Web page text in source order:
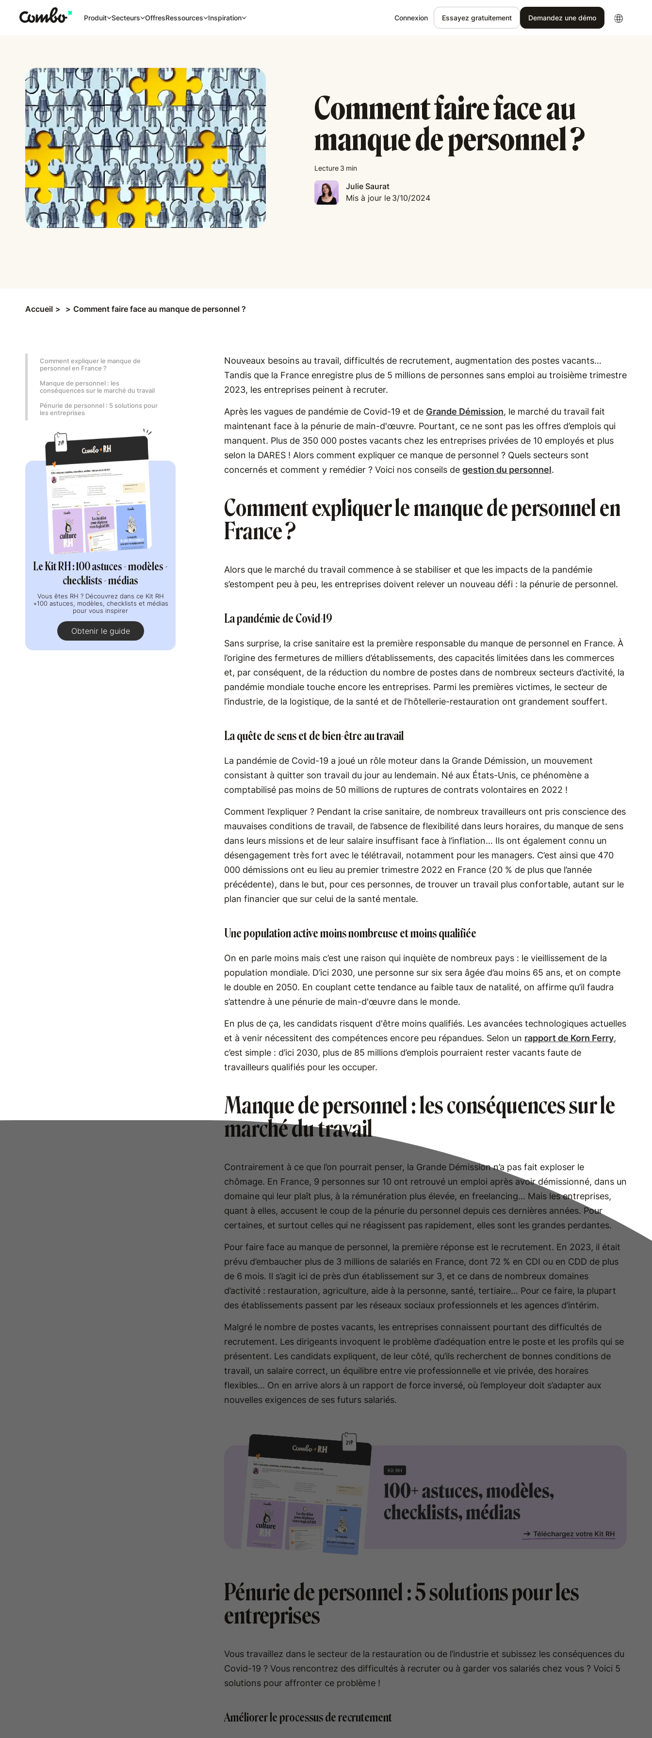
Produit Secteurs OffresRessources Inspiration Connexion Essayez gratuitement Demandez une démo
Comment faire face au
manque de personnel ?
Lecture 3 min
Julie Saurat
Mis à jour le 3/10/2024
Accueil > > Comment faire face au manque de personnel ?
Comment expliquer le manque de
personnel en France ?
Manque de personnel : les
conséquences sur le marché du travail
Pénurie de personnel : 5 solutions pour
les entreprises
Le Kit RH : 100 astuces - modèles -
checklists - médias
Vous êtes RH ? Découvrez dans ce Kit RH
+100 astuces, modèles, checklists et médias
pour vous inspirer
Obtenir le guide
Nouveaux besoins au travail, difficultés de recrutement, augmentation des postes vacants…
Tandis que la France enregistre plus de 5 millions de personnes sans emploi au troisième trimestre
2023, les entreprises peinent à recruter.
Après les vagues de pandémie de Covid-19 et de Grande Démission, le marché du travail fait
maintenant face à la pénurie de main-d'œuvre. Pourtant, ce ne sont pas les offres d’emplois qui
manquent. Plus de 350 000 postes vacants chez les entreprises privées de 10 employés et plus
selon la DARES ! Alors comment expliquer ce manque de personnel ? Quels secteurs sont
concernés et comment y remédier ? Voici nos conseils de gestion du personnel.
Comment expliquer le manque de personnel en
France ?
Alors que le marché du travail commence à se stabiliser et que les impacts de la pandémie
s’estompent peu à peu, les entreprises doivent relever un nouveau défi : la pénurie de personnel.
La pandémie de Covid-19
Sans surprise, la crise sanitaire est la première responsable du manque de personnel en France. À
l’origine des fermetures de milliers d’établissements, des capacités limitées dans les commerces
et, par conséquent, de la réduction du nombre de postes dans de nombreux secteurs d’activité, la
pandémie mondiale touche encore les entreprises. Parmi les premières victimes, le secteur de
l’industrie, de la logistique, de la santé et de l'hôtellerie-restauration ont grandement souffert.
La quête de sens et de bien-être au travail
La pandémie de Covid-19 a joué un rôle moteur dans la Grande Démission, un mouvement
consistant à quitter son travail du jour au lendemain. Né aux États-Unis, ce phénomène a
comptabilisé pas moins de 50 millions de ruptures de contrats volontaires en 2022 !
Comment l’expliquer ? Pendant la crise sanitaire, de nombreux travailleurs ont pris conscience des
mauvaises conditions de travail, de l’absence de flexibilité dans leurs horaires, du manque de sens
dans leurs missions et de leur salaire insuffisant face à l’inflation… Ils ont également connu un
désengagement très fort avec le télétravail, notamment pour les managers. C’est ainsi que 470
000 démissions ont eu lieu au premier trimestre 2022 en France (20 % de plus que l’année
précédente), dans le but, pour ces personnes, de trouver un travail plus confortable, autant sur le
plan financier que sur celui de la santé mentale.
Une population active moins nombreuse et moins qualifiée
On en parle moins mais c’est une raison qui inquiète de nombreux pays : le vieillissement de la
population mondiale. D’ici 2030, une personne sur six sera âgée d’au moins 65 ans, et on compte
le double en 2050. En couplant cette tendance au faible taux de natalité, on affirme qu’il faudra
s’attendre à une pénurie de main-d'œuvre dans le monde.
En plus de ça, les candidats risquent d'être moins qualifiés. Les avancées technologiques actuelles
et à venir nécessitent des compétences encore peu répandues. Selon un rapport de Korn Ferry,
c’est simple : d’ici 2030, plus de 85 millions d’emplois pourraient rester vacants faute de
travailleurs qualifiés pour les occuper.
Manque de personnel : les conséquences sur le
marché du travail
Contrairement à ce que l’on pourrait penser, la Grande Démission n’a pas fait exploser le
chômage. En France, 9 personnes sur 10 ont retrouvé un emploi après avoir démissionné, dans un
domaine qui leur plaît plus, à la rémunération plus élevée, en freelancing… Mais les entreprises,
quant à elles, accusent le coup de la pénurie du personnel depuis ces dernières années. Pour
certaines, et surtout celles qui ne réagissent pas rapidement, elles sont les grandes perdantes.
Pour faire face au manque de personnel, la première réponse est le recrutement. En 2023, il était
prévu d’embaucher plus de 3 millions de salariés en France, dont 72 % en CDI ou en CDD de plus
de 6 mois. Il s’agit ici de près d’un établissement sur 3, et ce dans de nombreux domaines
d’activité : restauration, agriculture, aide à la personne, santé, tertiaire… Pour ce faire, la plupart
des établissements passent par les réseaux sociaux professionnels et les agences d’intérim.
Malgré le nombre de postes vacants, les entreprises connaissent pourtant des difficultés de
recrutement. Les dirigeants invoquent le problème d’adéquation entre le poste et les profils qui se
présentent. Les candidats expliquent, de leur côté, qu’ils recherchent de bonnes conditions de
travail, un salaire correct, un équilibre entre vie professionnelle et vie privée, des horaires
flexibles... On en arrive alors à un rapport de force inversé, où l’employeur doit s’adapter aux
nouvelles exigences de ses futurs salariés.
Pénurie de personnel : 5 solutions pour les
entreprises
Vous travaillez dans le secteur de la restauration ou de l’industrie et subissez les conséquences du
Covid-19 ? Vous rencontrez des difficultés à recruter ou à garder vos salariés chez vous ? Voici 5
solutions pour affronter ce problème !
Améliorer le processus de recrutement